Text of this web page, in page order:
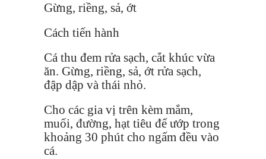
Gừng, riềng, sả, ớt
Cách tiến hành
Cá thu đem rửa sạch, cắt khúc vừa
ăn. Gừng, riềng, sả, ớt rửa sạch,
đập dập và thái nhỏ.
Cho các gia vị trên kèm mắm,
muối, đường, hạt tiêu để ướp trong
khoảng 30 phút cho ngấm đều vào
cá.